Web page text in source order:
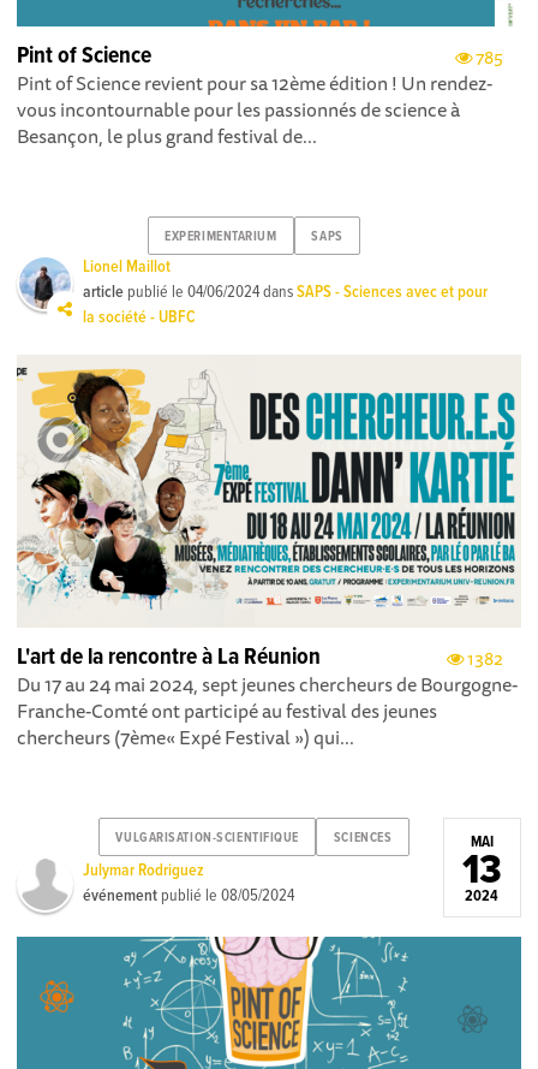
785
Pint of Science
Pint of Science revient pour sa 12ème édition ! Un rendez-
vous incontournable pour les passionnés de science à
Besançon, le plus grand festival de...
EXPERIMENTARIUM SAPS
Lionel Maillot
article publié le04/06/2024dansSAPS - Sciences avec et pour
la société - UBFC
1382
L'art de la rencontre à La Réunion
Du 17 au 24 mai 2024, sept jeunes chercheurs de Bourgogne-
Franche-Comté ont participé au festival des jeunes
chercheurs (7ème« Expé Festival ») qui...
VULGARISATION-SCIENTIFIQUE SCIENCES
Julymar Rodriguez
événement publié le08/05/2024
MAI
13
2024